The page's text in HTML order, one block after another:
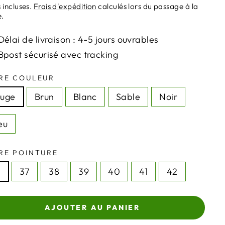
incluses. Frais d'expédition calculés lors du passage à la
de livraison : 4-5 jours ouvrables
sécurisé avec tracking
COULEUR
Brun Blanc Sable Noir
POINTURE
37 38 39 40 41 42
AJOUTER AU PANIER